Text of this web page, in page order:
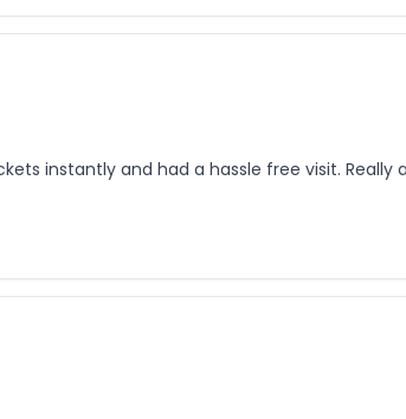
instantly and had a hassle free visit. Really